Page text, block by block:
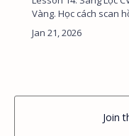
Vàng. Học cách scan
đọc từng chữ, phân
(Knock-out) và Nice-T…
Join